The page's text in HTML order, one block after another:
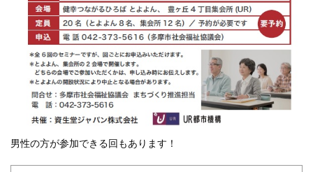
男性の方が参加できる回もあります！